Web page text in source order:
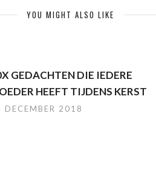
YOU MIGHT ALSO LIKE
GEDACHTEN DIE IEDERE
HEEFT TIJDENS KERST
DECEMBER 2018